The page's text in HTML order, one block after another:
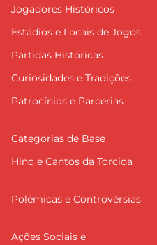
Jogadores Históricos
Estádios e Locais de Jogos
Partidas Históricas
Curiosidades e Tradições
Patrocínios e Parcerias
Categorias de Base
Hino e Cantos da Torcida
Polêmicas e Controvérsias
Ações Sociais e